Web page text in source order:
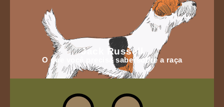
Jack Russell
O que você precisa sabersobre a raça